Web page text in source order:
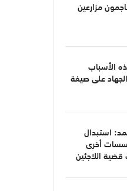
مزارعين
الأسباب
على صيغة
استبدال
أخرى
اللاجئين